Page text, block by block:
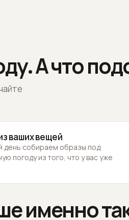
А что
ваших вещей
день собираем образы под
погоду из того, что у вас уже
именно